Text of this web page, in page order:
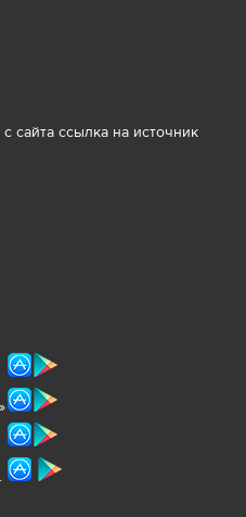
сайта ссылка на источник
»